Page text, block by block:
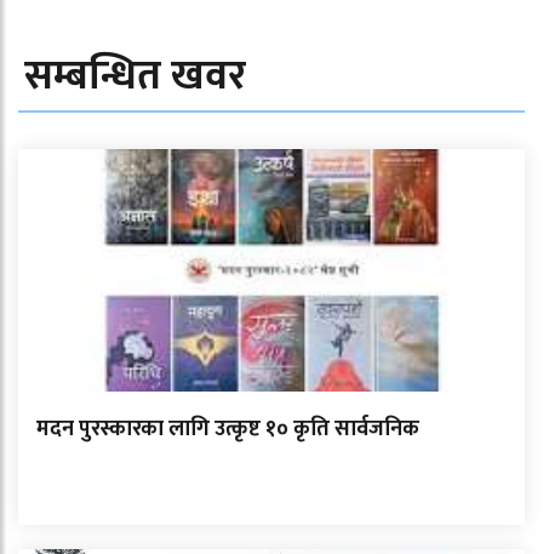
सम्बन्धित खवर
मदन पुरस्कारका लागि उत्कृष्ट १० कृति सार्वजनिक